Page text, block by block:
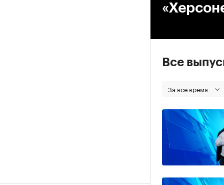
Все
За все время